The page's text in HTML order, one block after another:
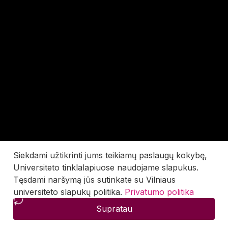
Siekdami užtikrinti jums teikiamų paslaugų kokybę,
Universiteto tinklalapiuose naudojame slapukus.
Tęsdami naršymą jūs sutinkate su Vilniaus
universiteto slapukų politika. Privatumo politika
Supratau